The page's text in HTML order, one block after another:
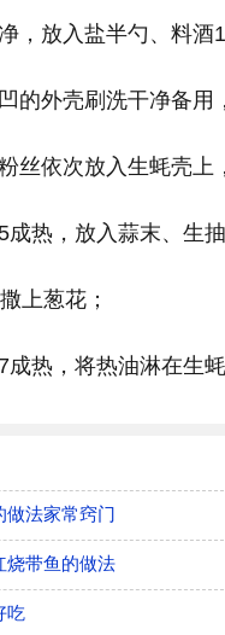
，放入盐半勺、料酒
的外壳刷洗干净备用
丝依次放入生蚝壳上
热，放入蒜末、生
上葱花；
热，将热油淋在生蚝
做法家常窍门
烧带鱼的做法
吃